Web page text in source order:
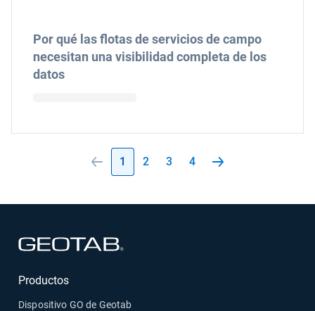
Por qué las flotas de servicios de campo
necesitan una visibilidad completa de los
datos
1 2 3 4
Productos
Dispositivo GO de Geotab